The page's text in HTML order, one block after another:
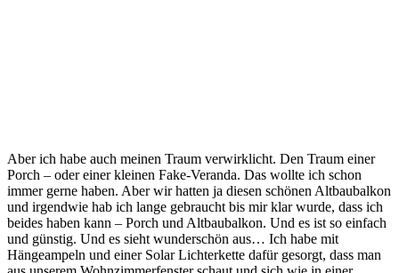
Aber ich habe auch meinen Traum verwirklicht. Den Traum einer
Porch – oder einer kleinen Fake-Veranda. Das wollte ich schon
immer gerne haben. Aber wir hatten ja diesen schönen Altbaubalkon
und irgendwie hab ich lange gebraucht bis mir klar wurde, dass ich
beides haben kann – Porch und Altbaubalkon. Und es ist so einfach
und günstig. Und es sieht wunderschön aus… Ich habe mit
Hängeampeln und einer Solar Lichterkette dafür gesorgt, dass man